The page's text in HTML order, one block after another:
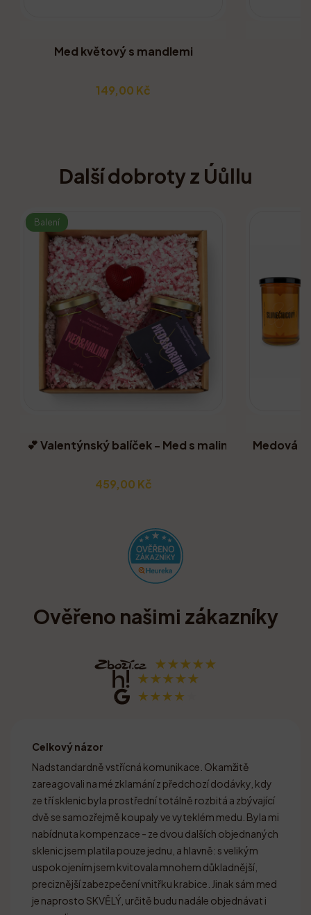
Med květový s mandlemi
149,00 Kč
Další dobroty z Úůllu
Balení
💕 Valentýnský balíček - Med s malinou, med s
459,00 Kč
Medová
Ověřeno našimi zákazníky
Celkový názor
Nadstandardně vstřícná komunikace. Okamžitě
zareagovali na mé zklamání z předchozí dodávky, kdy
ze tří sklenic byla prostřední totálně rozbitá a zbývající
dvě se samozřejmě koupaly ve vyteklém medu. Byla mi
nabídnuta kompenzace - ze dvou dalších objednaných
sklenic jsem platila pouze jednu, a hlavně: s velikým
uspokojením jsem kvitovala mnohem důkladnější,
preciznější zabezpečení vnitřku krabice. Jinak sám med
je naprosto SKVĚLÝ, určitě budu nadále objednávat i